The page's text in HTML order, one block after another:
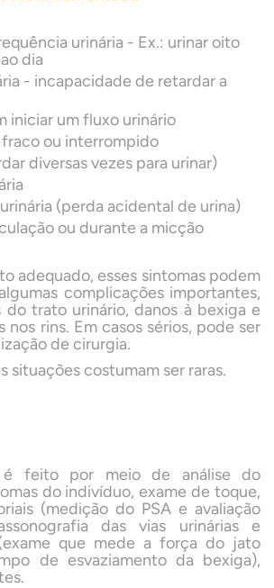
urinária - Ex.: urinar oito
dia
- incapacidade de retardar a
iniciar um fluxo urinário
fraco ou interrompido
diversas vezes para urinar)
(perda acidental de urina)
ou durante a micção
adequado, esses sintomas podem
complicações importantes,
trato urinário, danos à bexiga e
nos rins. Em casos sérios, pode ser
de cirurgia.
situações costumam ser raras.
é feito por meio de análise do
do indivíduo, exame de toque,
(medição do PSA e avaliação
das vias urinárias e
que mede a força do jato
de esvaziamento da bexiga),